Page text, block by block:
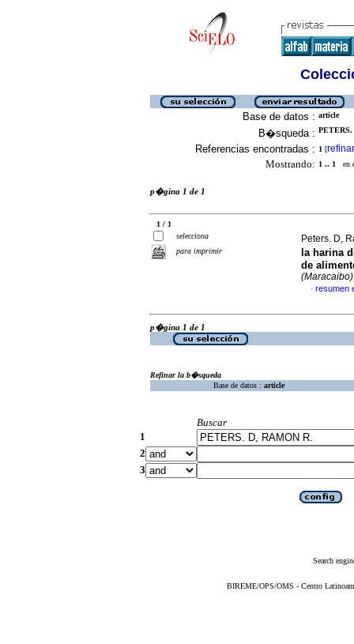
Base de datos : article
B�squeda :
Referencias encontradas : 1 [refinar
Mostrando: 1 .. 1 en
p�gina 1 de 1
1 / 1
selecciona
para imprimir
Peters. D,
la harina
de
(Maracaibo)
· resumen
p�gina 1 de 1
Refinar la b�squeda
Base de datos : article
Buscar
1
2
3
Search
BIREME/OPS/OMS - Centro